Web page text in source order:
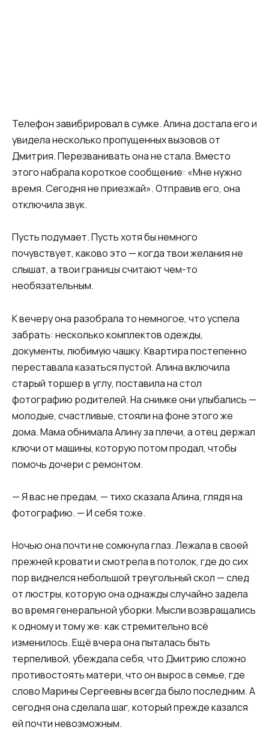
Телефон завибрировал в сумке. Алина достала его и
увидела несколько пропущенных вызовов от
Дмитрия. Перезванивать она не стала. Вместо
этого набрала короткое сообщение: «Мне нужно
время. Сегодня не приезжай». Отправив его, она
отключила звук.
Пусть подумает. Пусть хотя бы немного
почувствует, каково это — когда твои желания не
слышат, а твои границы считают чем-то
необязательным.
К вечеру она разобрала то немногое, что успела
забрать: несколько комплектов одежды,
документы, любимую чашку. Квартира постепенно
переставала казаться пустой. Алина включила
старый торшер в углу, поставила на стол
фотографию родителей. На снимке они улыбались —
молодые, счастливые, стояли на фоне этого же
дома. Мама обнимала Алину за плечи, а отец держал
ключи от машины, которую потом продал, чтобы
помочь дочери с ремонтом.
— Я вас не предам, — тихо сказала Алина, глядя на
фотографию. — И себя тоже.
Ночью она почти не сомкнула глаз. Лежала в своей
прежней кровати и смотрела в потолок, где до сих
пор виднелся небольшой треугольный скол — след
от люстры, которую она однажды случайно задела
во время генеральной уборки. Мысли возвращались
к одному и тому же: как стремительно всё
изменилось. Ещё вчера она пыталась быть
терпеливой, убеждала себя, что Дмитрию сложно
противостоять матери, что он вырос в семье, где
слово Марины Сергеевны всегда было последним. А
сегодня она сделала шаг, который прежде казался
ей почти невозможным.